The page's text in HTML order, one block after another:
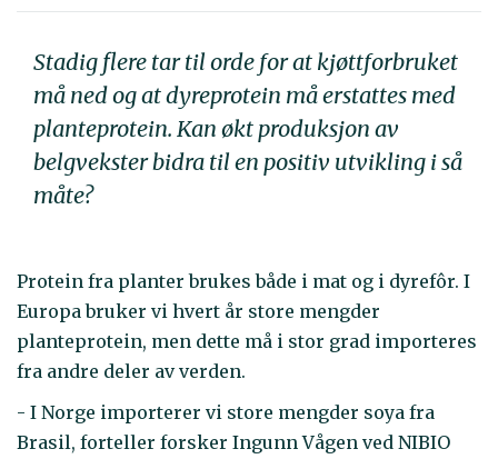
Stadig flere tar til orde for at kjøttforbruket
må ned og at dyreprotein må erstattes med
planteprotein. Kan økt produksjon av
belgvekster bidra til en positiv utvikling i så
måte?
Protein fra planter brukes både i mat og i dyrefôr. I
Europa bruker vi hvert år store mengder
planteprotein, men dette må i stor grad importeres
fra andre deler av verden.
- I Norge importerer vi store mengder soya fra
Brasil, forteller forsker Ingunn Vågen ved NIBIO